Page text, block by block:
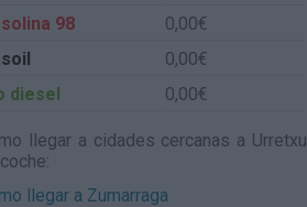
98
0,00€
0,00€
diesel
0,00€
llegar a cidades cercanas a Urretxu
llegar a Zumarraga